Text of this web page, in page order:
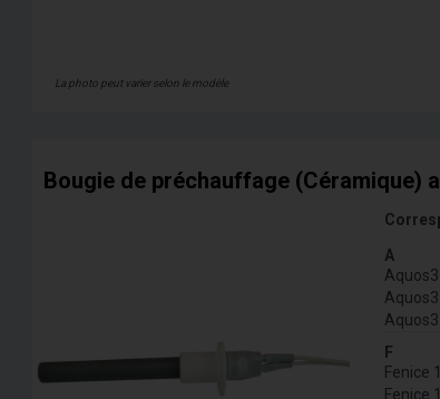
La photo peut varier selon le modèle
Bougie de préchauffage (Céramique)
A
F
Fenice
Fenice